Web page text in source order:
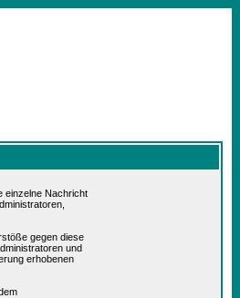
einzelne Nachricht
gegen diese
und
erhobenen